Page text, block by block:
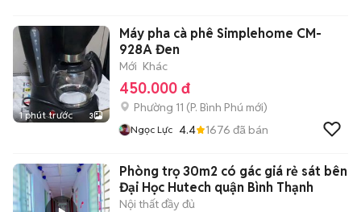
1 phút trước 3
Máy pha cà phê Simplehome CM-
928A Đen
Mới Khác
450.000 đ
Phường 11 (P. Bình Phú mới)
Ngọc Lực 4.4 1676 đã bán
Phòng trọ 30m2 có gác giá rẻ sát bên
Đại Học Hutech quận Bình Thạnh
Nội thất đầy đủ